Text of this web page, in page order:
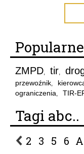
ZMPD, tir,
przewoźnik,
ograniczenia, TIR-
Tagi abc..
2 3 5 6 A